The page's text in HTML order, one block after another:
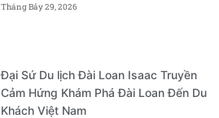
Tháng Bảy 29, 2026
Đại Sứ Du lịch Đài Loan Isaac Truyền
Cảm Hứng Khám Phá Đài Loan Đến Du
Khách Việt Nam